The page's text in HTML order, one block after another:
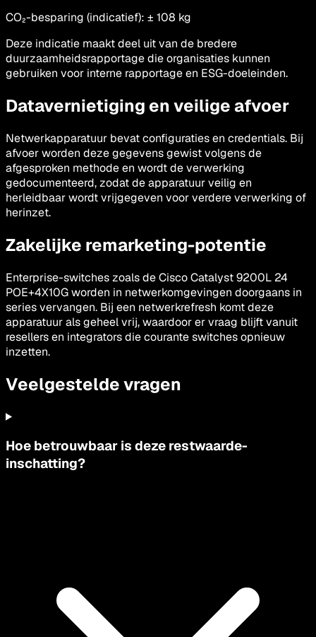
CO₂-besparing (indicatief): ± 108 kg
Deze indicatie maakt deel uit van de bredere
duurzaamheidsrapportage die organisaties kunnen
gebruiken voor interne rapportage en ESG-doeleinden.
Datavernietiging en veilige afvoer
Netwerkapparatuur bevat configuraties en credentials. Bij
afvoer worden deze gegevens gewist volgens de
afgesproken methode en wordt de verwerking
gedocumenteerd, zodat de apparatuur veilig en
herleidbaar wordt vrijgegeven voor verdere verwerking of
herinzet.
Zakelijke remarketing-potentie
Enterprise-switches zoals de Cisco Catalyst 9200L 24
POE+4X10G worden in netwerkomgevingen doorgaans in
series vervangen. Bij een netwerkrefresh komt deze
apparatuur als geheel vrij, waardoor er vraag blijft vanuit
resellers en integrators die courante switches opnieuw
inzetten.
Veelgestelde vragen
Hoe betrouwbaar is deze restwaarde-
inschatting?